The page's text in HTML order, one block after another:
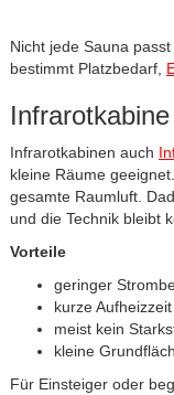
Nicht jede Sauna
bestimmt Platzbedarf,
Infrarotkabine
Infrarotkabinen auch
kleine Räume
gesamte Raumluft.
und die Technik bleibt
Vorteile
geringer
kurze Aufheizzeit
meist kein
kleine
Für Einsteiger oder